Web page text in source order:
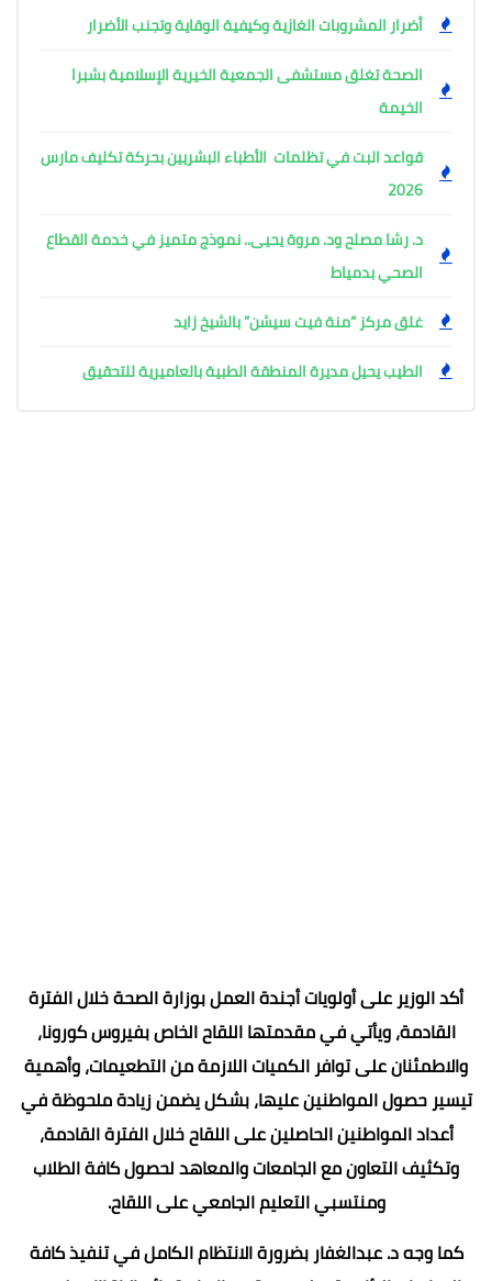
أضرار المشروبات الغازية وكيفية الوقاية وتجنب الأضرار
الصحة تغلق مستشفى الجمعية الخيرية الإسلامية بشبرا
الخيمة
قواعد البت في تظلمات الأطباء البشريين بحركة تكليف مارس
2026
د. رشا مصلح ود. مروة يحيى.. نموذج متميز في خدمة القطاع
الصحي بدمياط
غلق مركز “منة فيت سيشن” بالشيخ زايد
الطيب يحيل مديرة المنطقة الطبية بالعاميرية للتحقيق
أكد الوزير على أولويات أجندة العمل بوزارة الصحة خلال الفترة
القادمة، ويأتي في مقدمتها اللقاح الخاص بفيروس كورونا،
والاطمئنان على توافر الكميات اللازمة من التطعيمات، وأهمية
تيسير حصول المواطنين عليها، بشكل يضمن زيادة ملحوظة في
أعداد المواطنين الحاصلين على اللقاح خلال الفترة القادمة،
وتكثيف التعاون مع الجامعات والمعاهد لحصول كافة الطلاب
ومنتسبي التعليم الجامعي على اللقاح.
كما وجه د. عبدالغفار بضرورة الانتظام الكامل في تنفيذ كافة